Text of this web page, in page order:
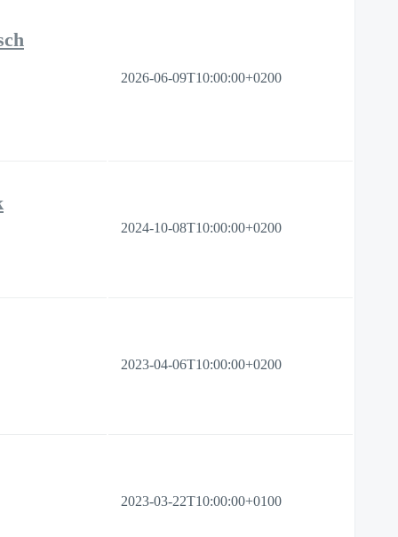
2026-06-09T10:00:00+0200
2024-10-08T10:00:00+0200
2023-04-06T10:00:00+0200
2023-03-22T10:00:00+0100